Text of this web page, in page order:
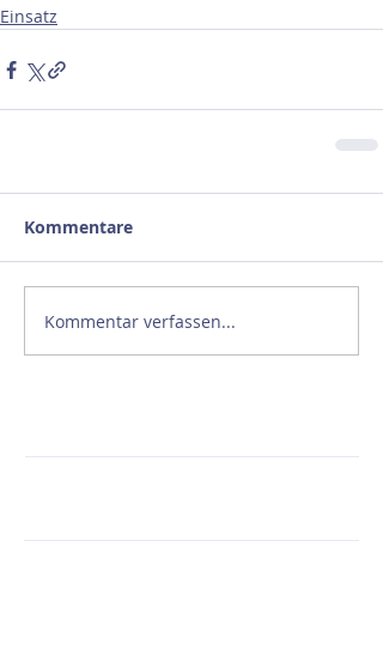
Einsatz
Kommentare
Kommentar verfassen...